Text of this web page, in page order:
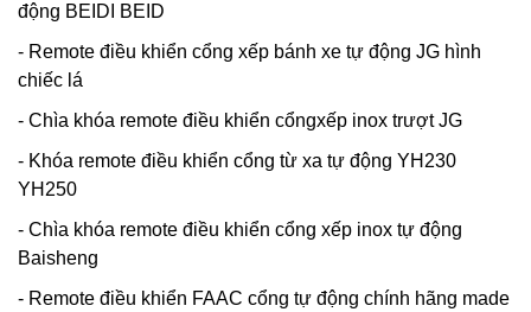
động BEIDI BEID
- Remote điều khiển cổng xếp bánh xe tự động JG hình
chiếc lá
- Chìa khóa remote điều khiển cổngxếp inox trượt JG
- Khóa remote điều khiển cổng từ xa tự động YH230
YH250
- Chìa khóa remote điều khiển cổng xếp inox tự động
Baisheng
- Remote điều khiển FAAC cổng tự động chính hãng made